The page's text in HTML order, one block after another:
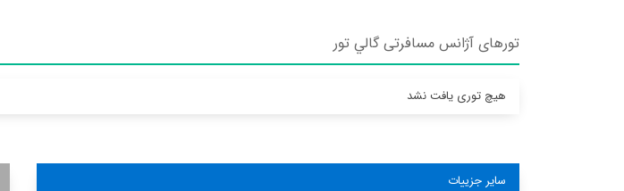
تورهای آژانس مسافرتی گالي تور
هیچ توری یافت نشد
سایر جزییات